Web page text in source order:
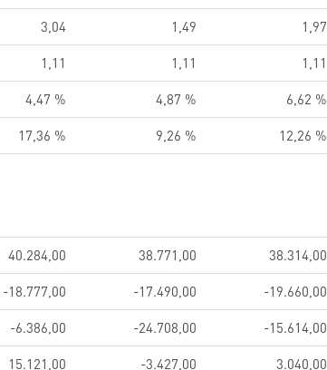
3,04 1,49 1,97
1,11 1,11 1,11
4,47 % 4,87 % 6,62 %
17,36 % 9,26 % 12,26 %
40.284,00 38.771,00 38.314,00
-18.777,00 -17.490,00 -19.660,00
-6.386,00 -24.708,00 -15.614,00
15.121,00 -3.427,00 3.040,00